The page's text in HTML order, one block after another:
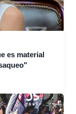
es material